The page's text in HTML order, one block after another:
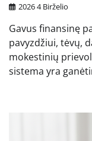
2026 4 Birželio
Gavus finansinę
pavyzdžiui, tėvų,
mokestinių
sistema yra